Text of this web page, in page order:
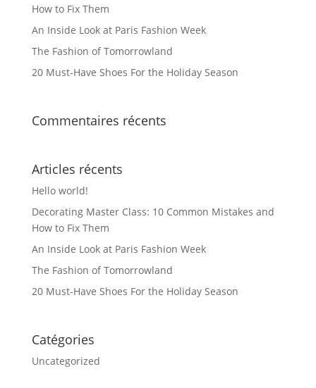
How to Fix Them
An Inside Look at Paris Fashion Week
The Fashion of Tomorrowland
20 Must-Have Shoes For the Holiday Season
Commentaires récents
Articles récents
Hello world!
Decorating Master Class: 10 Common Mistakes and
How to Fix Them
An Inside Look at Paris Fashion Week
The Fashion of Tomorrowland
20 Must-Have Shoes For the Holiday Season
Catégories
Uncategorized